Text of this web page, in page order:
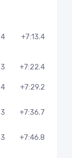
4 +7:13.4
3 +7:22.4
4 +7:29.2
3 +7:36.7
3 +7:46.8